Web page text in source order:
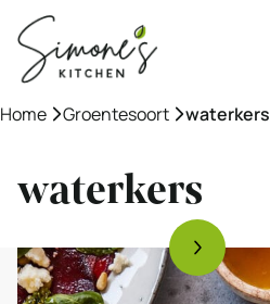
naar
inhoud
Home »Groentesoort »waterkers
waterkers